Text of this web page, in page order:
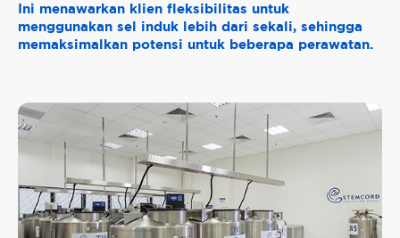
Ini menawarkan klien fleksibilitas untuk
menggunakan sel induk lebih dari sekali, sehingga
memaksimalkan potensi untuk beberapa perawatan.